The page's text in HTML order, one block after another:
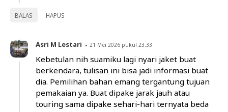
BALAS HAPUS
Asri M Lestari 21 Mei 2026 pukul 23.33
Kebetulan nih suamiku lagi nyari jaket buat
berkendara, tulisan ini bisa jadi informasi buat
dia. Pemilihan bahan emang tergantung tujuan
pemakaian ya. Buat dipake jarak jauh atau
touring sama dipake sehari-hari ternyata beda